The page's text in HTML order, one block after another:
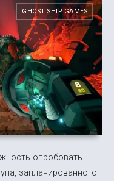
GHOST SHIP GAMES
опробовать
запланированного